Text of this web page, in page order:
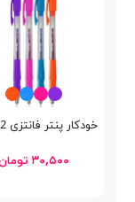
خودکار پنتر فانتزی Semi Gel SGP-102
۳۰,۵۰۰ تومان